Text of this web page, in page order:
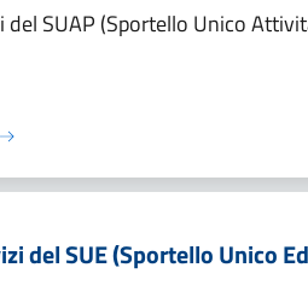
del SUAP (Sportello Unico
del SUE (Sportello Unico